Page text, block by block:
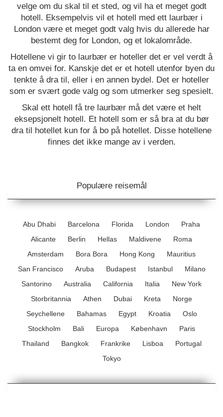
velge om du skal til et sted, og vil ha et meget godt
hotell. Eksempelvis vil et hotell med ett laurbær i
London være et meget godt valg hvis du allerede har
bestemt deg for London, og et lokalområde.
Hotellene vi gir to laurbær er hoteller det er vel verdt å
ta en omvei for. Kanskje det er et hotell utenfor byen du
tenkte å dra til, eller i en annen bydel. Det er hoteller
som er svært gode valg og som utmerker seg spesielt.
Skal ett hotell få tre laurbær må det være et helt
eksepsjonelt hotell. Et hotell som er så bra at du bør
dra til hotellet kun for å bo på hotellet. Disse hotellene
finnes det ikke mange av i verden.
Populære reisemål
Abu Dhabi Barcelona Florida London
Praha
Alicante
Berlin Hellas Maldivene
Roma
Amsterdam
Bora Bora Hong Kong
Mauritius
San Francisco
Aruba Budapest Istanbul
Milano
Santorino
Australia California Italia
New York
Storbritannia
Athen Dubai Kreta
Norge
Seychellene
Bahamas Egypt Kroatia
Oslo
Stockholm
Bali Europa København
Paris
Thailand
Bangkok Frankrike Lisboa
Portugal
Tokyo